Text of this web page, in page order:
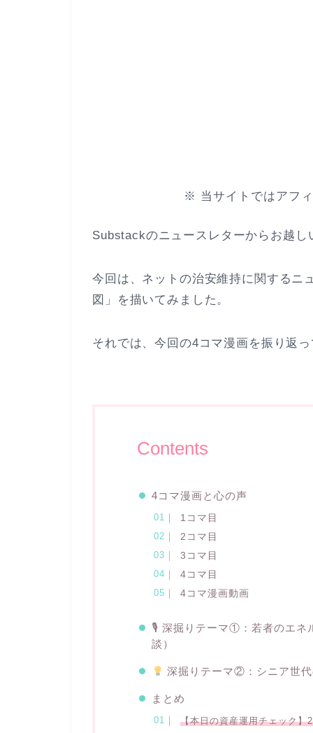
※ 当サイトではアフ
Substackのニュースレターからお越
今回は、ネットの治安維持に関するニ
図」を描いてみました。
それでは、今回の4コマ漫画を振り返
Contents
4コマ漫画と心の声
1コマ目
2コマ目
3コマ目
4コマ目
4コマ漫画動画
🎙 深掘りテーマ①：若者のエネ
談）
深掘りテーマ②：シニア世
まとめ
【本日の資産運用チェック